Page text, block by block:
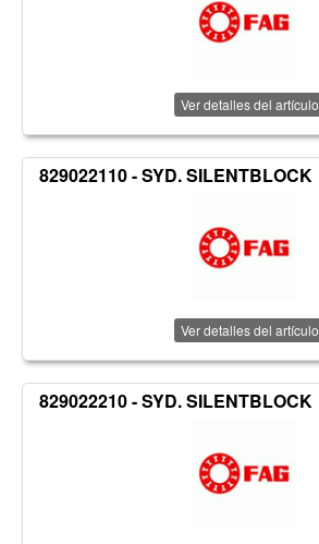
Ver detalles del artículo
829022110 - SYD. SILENTBLOCK
Ver detalles del artículo
829022210 - SYD. SILENTBLOCK